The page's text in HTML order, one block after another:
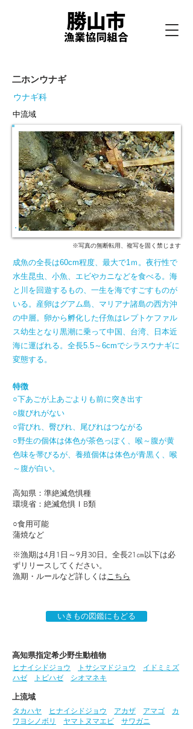
二ホンウナギ
ウナギ科
中流域
※写真の無断転用、複写を固く禁じます
成魚の全長は60cm程度、最大で1ｍ。夜行性で
水生昆虫、小魚、エビやカニなどを食べる。海
と川を回遊するもの、一生を海ですごすものが
いる。産卵はグアム島、マリアナ諸島の西方沖
の中層。卵から孵化した仔魚はレプトケファル
ス幼生となり黒潮に乗って中国、台湾、日本近
海に運ばれる。全長5.5～6cmでシラスウナギに
変態する。
特徴
○下あごが上あごよりも前に突き出す
○腹びれがない
○背びれ、臀びれ、尾びれはつながる
○野生の個体は体色が茶色っぽく、喉～腹が黄
色味を帯びるが、養殖個体は体色が青黒く、喉
～腹が白い。
高知県：準絶滅危惧種
環境省：絶滅危惧ⅠB類
○食用可能
蒲焼など
※漁期は4月1日～9月30日。全長21㎝以下は必
ずリリースしてください。
漁期・ルールなど詳しくはこちら
いきもの図鑑にもどる
高知県指定希少野生動植物
ヒナイシドジョウ
トサシマドジョウ
イドミミズ
ハゼ
トビハゼ シオマネキ
上流域
タカハヤ
ヒナイシドジョウ アカザ アマゴ
カ
ワヨシノボリ
ヤマトヌマエビ サワガニ